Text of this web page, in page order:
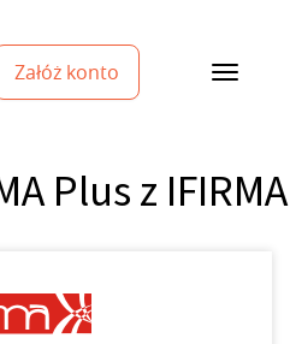
Załóż konto
Plus z IFIRMA